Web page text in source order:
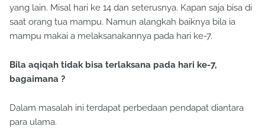
yang lain. Misal hari ke 14 dan seterusnya. Kapan saja bisa di
saat orang tua mampu. Namun alangkah baiknya bila ia
mampu makai a melaksanakannya pada hari ke-7.
Bila aqiqah tidak bisa terlaksana pada hari ke-7,
bagaimana ?
Dalam masalah ini terdapat perbedaan pendapat diantara
para ulama.